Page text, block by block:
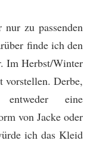
zu passenden
finde ich den
Im Herbst/Winter
Derbe,
eine
von Jacke oder
ich das Kleid